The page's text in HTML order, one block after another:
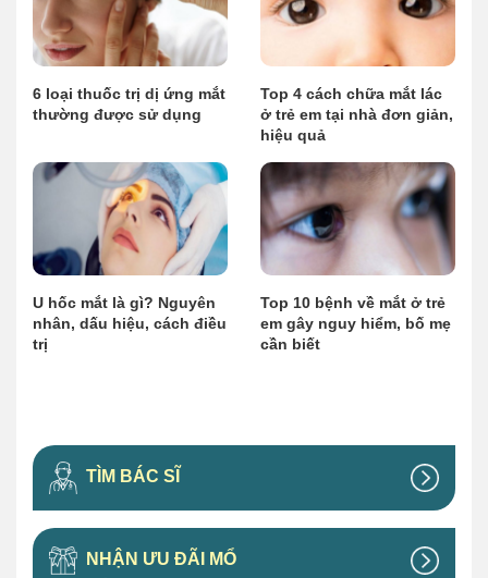
6 loại thuốc trị dị ứng mắt
thường được sử dụng
Top 4 cách chữa mắt lác
ở trẻ em tại nhà đơn giản,
hiệu quả
U hốc mắt là gì? Nguyên
nhân, dấu hiệu, cách điều
trị
Top 10 bệnh về mắt ở trẻ
em gây nguy hiểm, bố mẹ
cần biết
TÌM BÁC SĨ
NHẬN ƯU ĐÃI MỔ